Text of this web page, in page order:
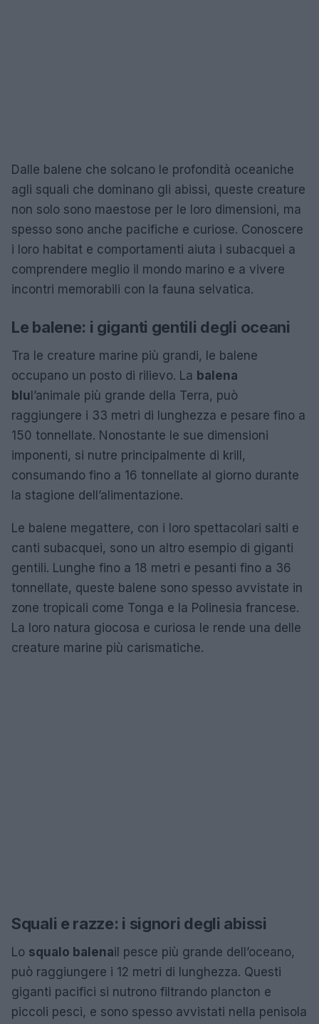
Dalle balene che solcano le profondità oceaniche
agli squali che dominano gli abissi, queste creature
non solo sono maestose per le loro dimensioni, ma
spesso sono anche pacifiche e curiose. Conoscere
i loro habitat e comportamenti aiuta i subacquei a
comprendere meglio il mondo marino e a vivere
incontri memorabili con la fauna selvatica.
Le balene: i giganti gentili degli oceani
Tra le creature marine più grandi, le balene
occupano un posto di rilievo. La balena
blu l’animale più grande della Terra, può
raggiungere i 33 metri di lunghezza e pesare fino a
150 tonnellate. Nonostante le sue dimensioni
imponenti, si nutre principalmente di krill,
consumando fino a 16 tonnellate al giorno durante
la stagione dell’alimentazione.
Le balene megattere, con i loro spettacolari salti e
canti subacquei, sono un altro esempio di giganti
gentili. Lunghe fino a 18 metri e pesanti fino a 36
tonnellate, queste balene sono spesso avvistate in
zone tropicali come Tonga e la Polinesia francese.
La loro natura giocosa e curiosa le rende una delle
creature marine più carismatiche.
Squali e razze: i signori degli abissi
Lo squalo balenail pesce più grande dell’oceano,
può raggiungere i 12 metri di lunghezza. Questi
giganti pacifici si nutrono filtrando plancton e
piccoli pesci, e sono spesso avvistati nella penisola